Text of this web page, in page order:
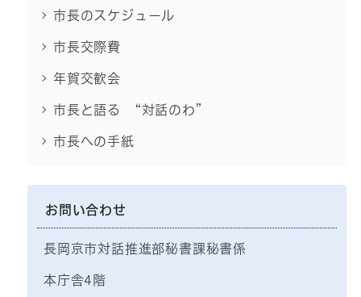
市長のスケジュール
市長交際費
年賀交歓会
市長と語る “対話のわ”
市長への手紙
お問い合わせ
長岡京市対話推進部秘書課秘書係
本庁舎4階